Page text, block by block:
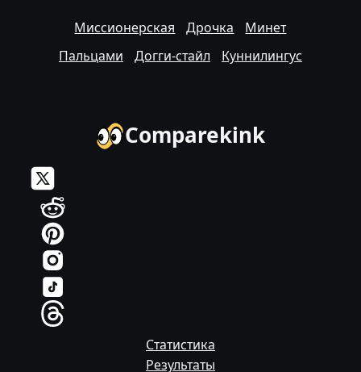
Миссионерская Дрочка
Минет
Пальцами
Догги-стайл Куннилингус
Comparekink
Статистика
Результаты